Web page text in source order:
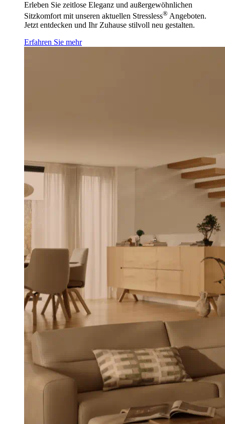
Erleben Sie zeitlose Eleganz und außergewöhnlichen
Sitzkomfort mit unseren aktuellen Stressless® Angeboten.
Jetzt entdecken und Ihr Zuhause stilvoll neu gestalten.
Erfahren Sie mehr